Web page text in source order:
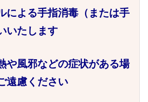
よる手指消毒（または手
いたします
風邪などの症状がある場
遠慮ください